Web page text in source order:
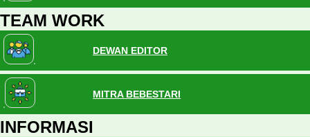
TEAM WORK
DEWAN EDITOR
MITRA BEBESTARI
INFORMASI